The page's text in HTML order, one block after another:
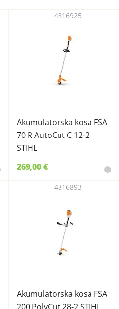
Akumulatorska kosa FSA
70 R AutoCut C 12-2
STIHL
4816925
269,00 €
Akumulatorska kosa FSA
200 PolyCut 28-2 STIHL
4816893